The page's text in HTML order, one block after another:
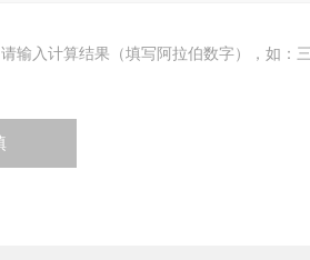
请输入计算结果（填写阿拉伯数字），如：